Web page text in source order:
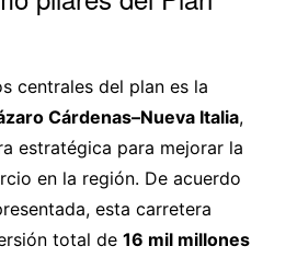
centrales del plan es la
Cárdenas–Nueva Italia,
estratégica para mejorar la
en la región. De acuerdo
esta carretera
total de 16 mil millones